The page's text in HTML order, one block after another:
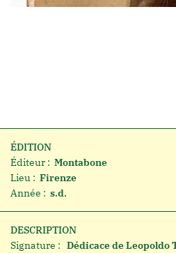
ÉDITION
Éditeur : Montabone
Lieu : Firenze
Année : s.d.
DESCRIPTION
Signature : Dédicace de Leopoldo